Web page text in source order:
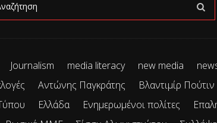
Journalism media literacy new media
Αντώνης Παγκράτης Βλαντιμίρ Πούτιν
Ελλάδα Ενημερωμένοι πολίτες